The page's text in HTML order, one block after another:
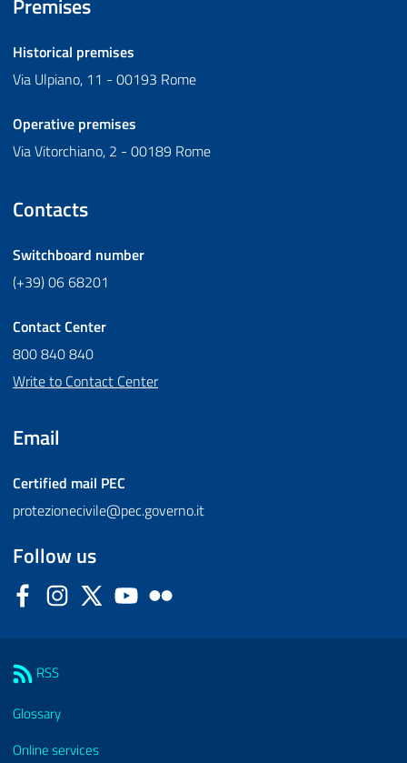
Premises
Historical premises
Via Ulpiano, 11 - 00193 Rome
Operative premises
Via Vitorchiano, 2 - 00189 Rome
Contacts
Switchboard number
(+39) 06 68201
Contact Center
800 840 840
Write to Contact Center
Email
Certified mail PEC
protezionecivile@pec.governo.it
Follow us
FacebookInstagram
Twitter YouTube
RSS
Glossary
Online services